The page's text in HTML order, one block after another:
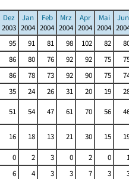
Dez
2003
Jan
2004
Feb
2004
Mrz
2004
Apr
2004
Mai
2004
Jun
95 91 81 98 102 82
86 80 76 92 92 75
86 78 73 92 90 75
35 24 26 31 20 19
51 54 47 61 70 56
16 18 13 21 30 15
0 2 3 0 2 0
6 4 3 3 7 3